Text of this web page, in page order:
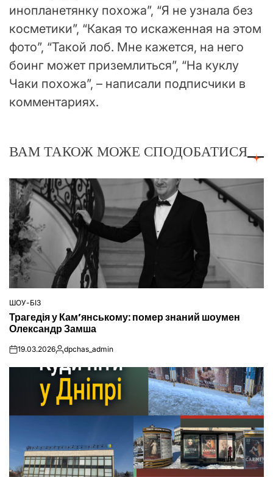
инопланетянку похожа”, “Я не узнала без
косметики”, “Какая то искаженная на этом
фото”, “Такой лоб. Мне кажется, на него
боинг может приземлиться”, “На куклу
Чаки похожа”, – написали подписчики в
комментариях.
ВАМ ТАКОЖ МОЖЕ СПОДОБАТИСЯ
ОПУБЛІКУВАТИ
ШОУ-БІЗ
Трагедія у Кам’янському: помер знаний шоумен
Олександр Замша
on19.03.2026Опубліковано
dpchas_admin